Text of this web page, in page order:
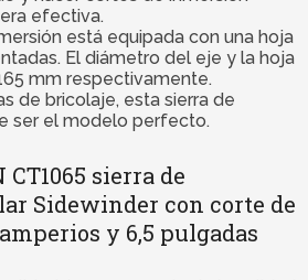
efectiva.
está equipada con una hoja
El diámetro del eje y la hoja
mm respectivamente.
de bricolaje, esta sierra de
ser el modelo perfecto.
sierra de
Sidewinder con corte de
y 6,5 pulgadas